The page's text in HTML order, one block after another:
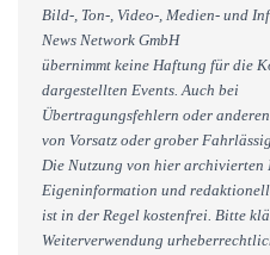
Bild-, Ton-, Video-, Medien- und
News Network GmbH
übernimmt keine Haftung für die
dargestellten Events. Auch bei
Übertragungsfehlern oder
von Vorsatz oder grober
Die Nutzung von hier archivierten
Eigeninformation und
ist in der Regel kostenfrei. Bitte
Weiterverwendung